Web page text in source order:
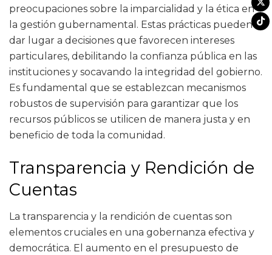
preocupaciones sobre la imparcialidad y la ética en
la gestión gubernamental. Estas prácticas pueden
dar lugar a decisiones que favorecen intereses
particulares, debilitando la confianza pública en las
instituciones y socavando la integridad del gobierno.
Es fundamental que se establezcan mecanismos
robustos de supervisión para garantizar que los
recursos públicos se utilicen de manera justa y en
beneficio de toda la comunidad.
Transparencia y Rendición de
Cuentas
La transparencia y la rendición de cuentas son
elementos cruciales en una gobernanza efectiva y
democrática. El aumento en el presupuesto de